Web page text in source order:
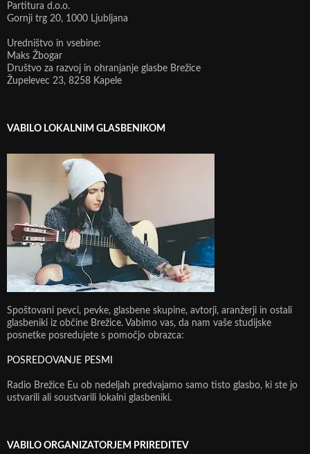
Partitura d.o.o.
Gornji trg 20, 1000 Ljubljana
Uredništvo in vsebine:
Maks Žbogar
Društvo za razvoj in ohranjanje glasbe Brežice
Župelevec 23, 8258 Kapele
VABILO LOKALNIM GLASBENIKOM
Spoštovani pevci, pevke, glasbene skupine, avtorji, aranžerji in ostali
glasbeniki iz občine Brežice. Vabimo vas, da nam vaše studijske
posnetke posredujete s pomočjo obrazca:
POSREDOVANJE PESMI
Radio Brežice Eu ob nedeljah predvajamo samo tisto glasbo, ki ste jo
ustvarili ali soustvarili lokalni glasbeniki.
VABILO ORGANIZATORJEM PRIREDITEV